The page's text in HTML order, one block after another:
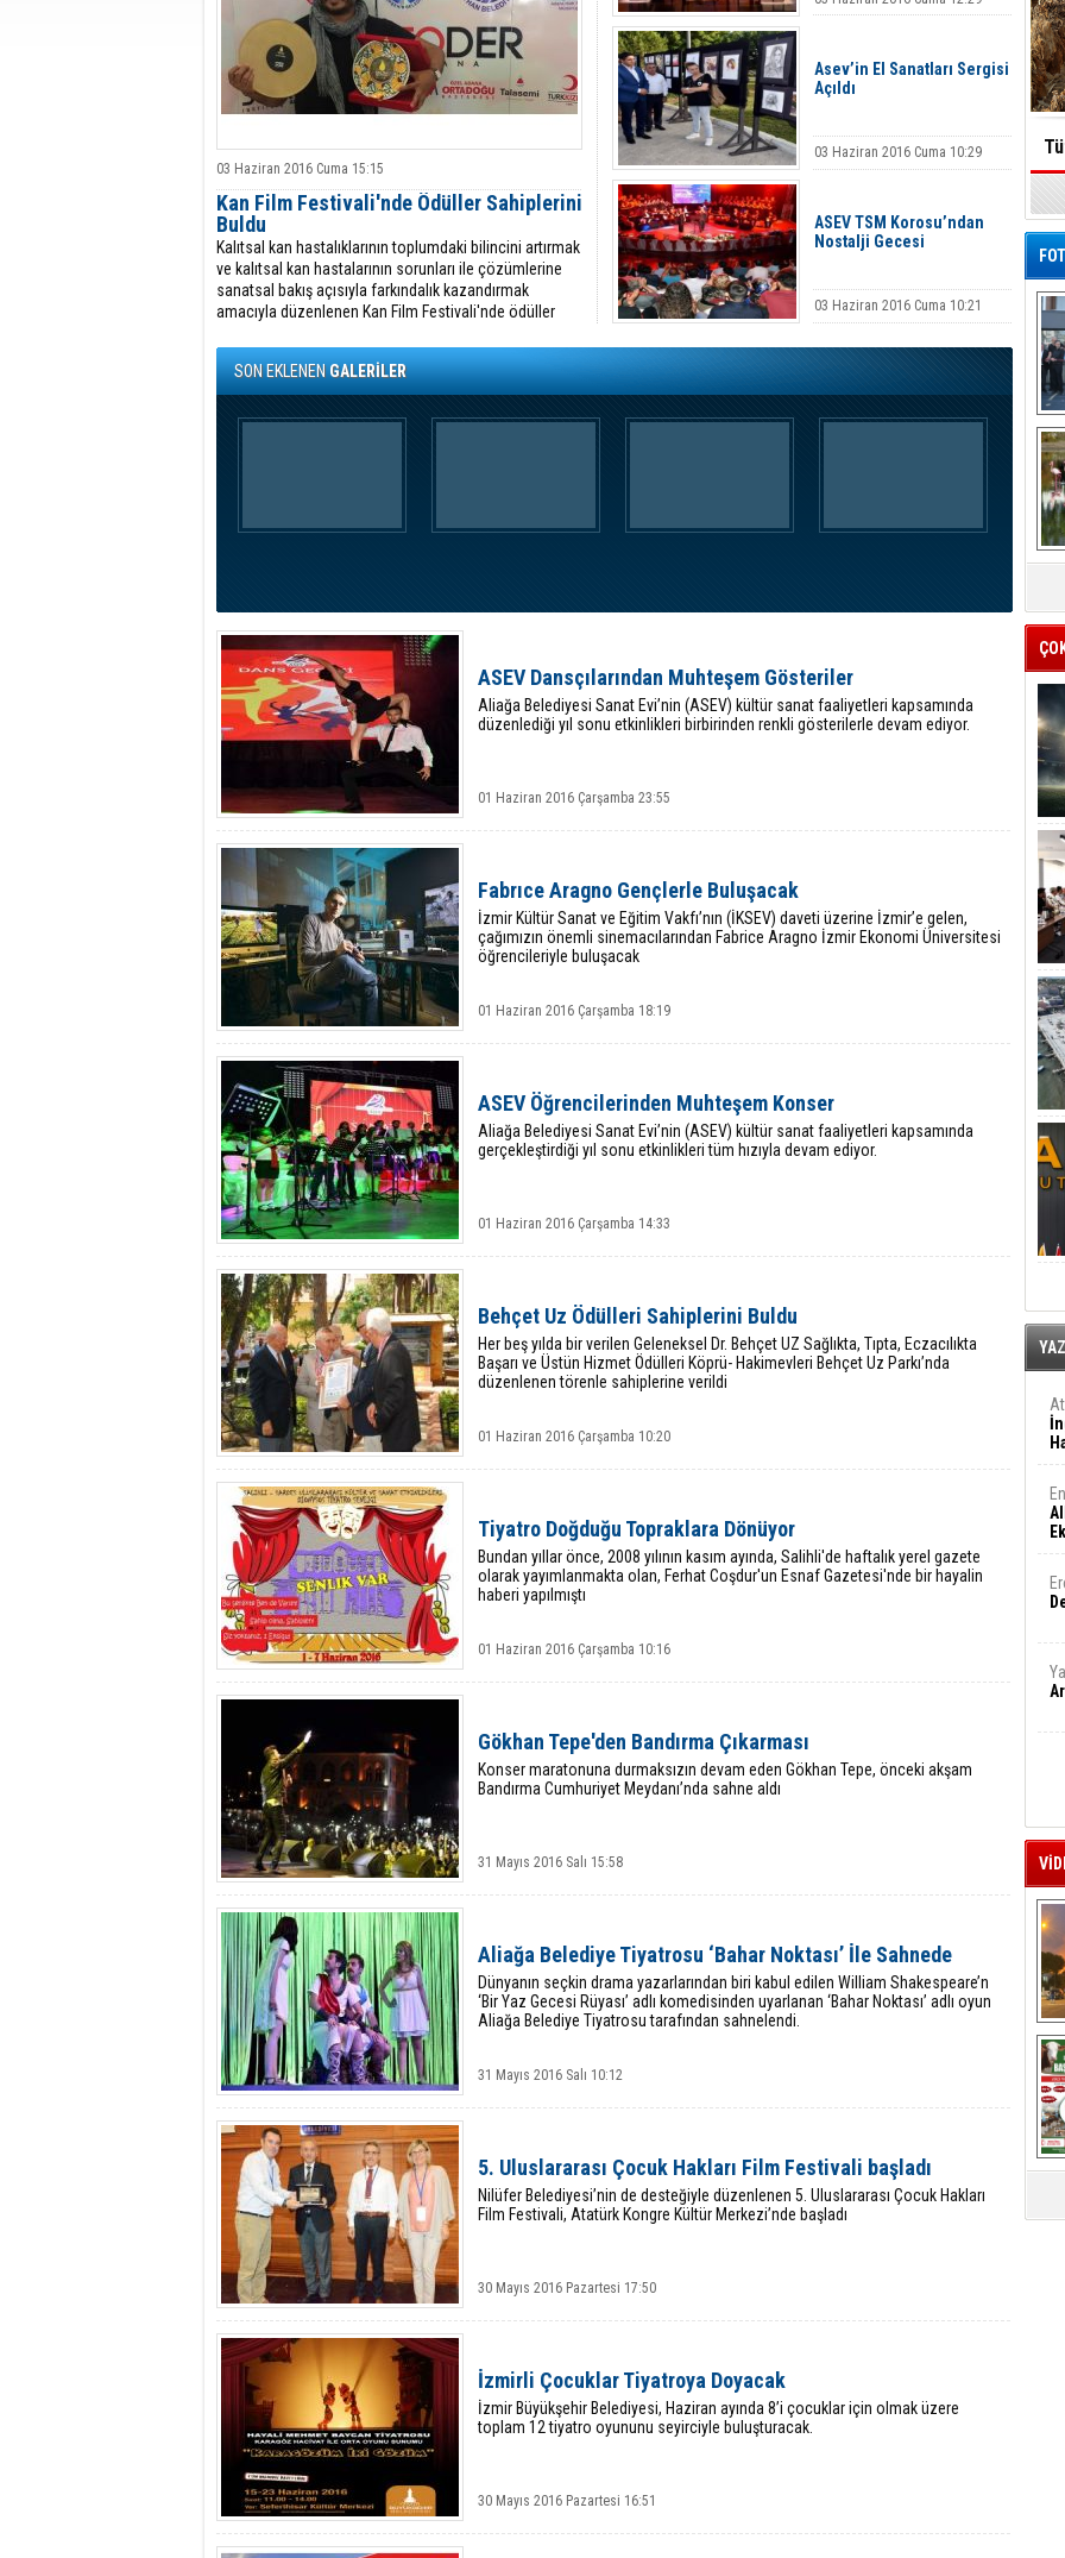
03 Haziran 2016 Cuma 15:15
Kan Film Festivali'nde Ödüller Sahiplerini
Buldu
Kalıtsal kan hastalıklarının toplumdaki bilincini artırmak
ve kalıtsal kan hastalarının sorunları ile çözümlerine
sanatsal bakış açısıyla farkındalık kazandırmak
amacıyla düzenlenen Kan Film Festivali'nde ödüller
Asev’in El Sanatları Sergisi
Açıldı
03 Haziran 2016 Cuma 10:29
ASEV TSM Korosu’ndan
Nostalji Gecesi
03 Haziran 2016 Cuma 10:21
SON EKLENENGALERİLER
ASEV Dansçılarından Muhteşem Gösteriler
Aliağa Belediyesi Sanat Evi’nin (ASEV) kültür sanat faaliyetleri kapsamında
düzenlediği yıl sonu etkinlikleri birbirinden renkli gösterilerle devam ediyor.
01 Haziran 2016 Çarşamba 23:55
Fabrıce Aragno Gençlerle Buluşacak
İzmir Kültür Sanat ve Eğitim Vakfı’nın (İKSEV) daveti üzerine İzmir’e gelen,
çağımızın önemli sinemacılarından Fabrice Aragno İzmir Ekonomi Üniversitesi
öğrencileriyle buluşacak
01 Haziran 2016 Çarşamba 18:19
ASEV Öğrencilerinden Muhteşem Konser
Aliağa Belediyesi Sanat Evi’nin (ASEV) kültür sanat faaliyetleri kapsamında
gerçekleştirdiği yıl sonu etkinlikleri tüm hızıyla devam ediyor.
01 Haziran 2016 Çarşamba 14:33
Behçet Uz Ödülleri Sahiplerini Buldu
Her beş yılda bir verilen Geleneksel Dr. Behçet UZ Sağlıkta, Tıpta, Eczacılıkta
Başarı ve Üstün Hizmet Ödülleri Köprü- Hakimevleri Behçet Uz Parkı’nda
düzenlenen törenle sahiplerine verildi
01 Haziran 2016 Çarşamba 10:20
Tiyatro Doğduğu Topraklara Dönüyor
Bundan yıllar önce, 2008 yılının kasım ayında, Salihli'de haftalık yerel gazete
olarak yayımlanmakta olan, Ferhat Coşdur'un Esnaf Gazetesi'nde bir hayalin
haberi yapılmıştı
01 Haziran 2016 Çarşamba 10:16
Gökhan Tepe'den Bandırma Çıkarması
Konser maratonuna durmaksızın devam eden Gökhan Tepe, önceki akşam
Bandırma Cumhuriyet Meydanı’nda sahne aldı
31 Mayıs 2016 Salı 15:58
Aliağa Belediye Tiyatrosu ‘Bahar Noktası’ İle Sahnede
Dünyanın seçkin drama yazarlarından biri kabul edilen William Shakespeare’n
‘Bir Yaz Gecesi Rüyası’ adlı komedisinden uyarlanan ‘Bahar Noktası’ adlı oyun
Aliağa Belediye Tiyatrosu tarafından sahnelendi.
31 Mayıs 2016 Salı 10:12
5. Uluslararası Çocuk Hakları Film Festivali başladı
Nilüfer Belediyesi’nin de desteğiyle düzenlenen 5. Uluslararası Çocuk Hakları
Film Festivali, Atatürk Kongre Kültür Merkezi’nde başladı
30 Mayıs 2016 Pazartesi 17:50
İzmirli Çocuklar Tiyatroya Doyacak
İzmir Büyükşehir Belediyesi, Haziran ayında 8’i çocuklar için olmak üzere
toplam 12 tiyatro oyununu seyirciyle buluşturacak.
30 Mayıs 2016 Pazartesi 16:51